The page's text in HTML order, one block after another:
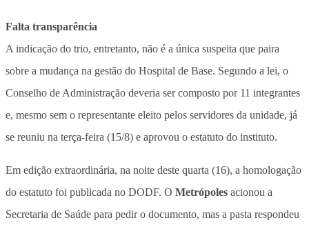
Falta transparência
A indicação do trio, entretanto, não é a única suspeita que paira
sobre a mudança na gestão do Hospital de Base. Segundo a lei, o
Conselho de Administração deveria ser composto por 11 integrantes
e, mesmo sem o representante eleito pelos servidores da unidade, já
se reuniu na terça-feira (15/8) e aprovou o estatuto do instituto.
Em edição extraordinária, na noite deste quarta (16), a homologação
do estatuto foi publicada no DODF. O Metrópoles acionou a
Secretaria de Saúde para pedir o documento, mas a pasta respondeu